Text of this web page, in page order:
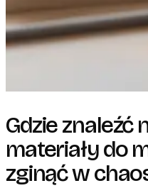
Gdzie znaleźć
materiały do
zginąć w